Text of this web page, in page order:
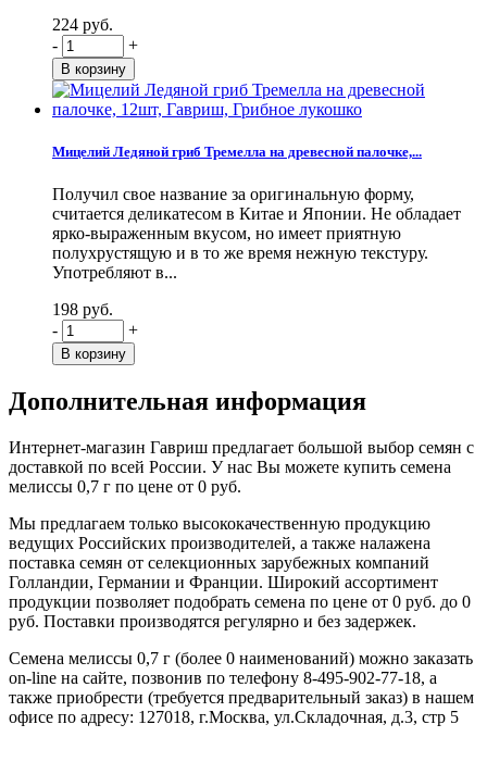
224 руб.
-
+
Мицелий Ледяной гриб Тремелла на древесной палочке,...
Получил свое название за оригинальную форму,
считается деликатесом в Китае и Японии. Не обладает
ярко-выраженным вкусом, но имеет приятную
полухрустящую и в то же время нежную текстуру.
Употребляют в...
198 руб.
-
+
Дополнительная информация
Интернет-магазин Гавриш предлагает большой выбор семян с
доставкой по всей России. У нас Вы можете купить семена
мелиссы 0,7 г по цене от 0 руб.
Мы предлагаем только высококачественную продукцию
ведущих Российских производителей, а также налажена
поставка семян от селекционных зарубежных компаний
Голландии, Германии и Франции. Широкий ассортимент
продукции позволяет подобрать семена по цене от 0 руб. до 0
руб. Поставки производятся регулярно и без задержек.
Семена мелиссы 0,7 г (более 0 наименований) можно заказать
on-line на сайте, позвонив по телефону 8-495-902-77-18, а
также приобрести (требуется предварительный заказ) в нашем
офисе по адресу: 127018, г.Москва, ул.Складочная, д.3, стр 5